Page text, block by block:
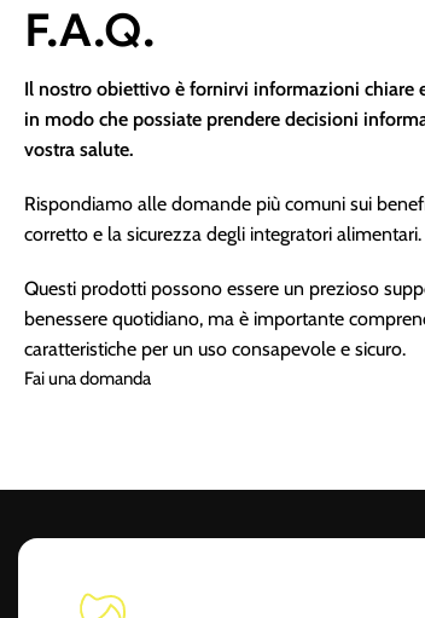
F.A.Q.
Il nostro obiettivo è fornirvi informazioni chiare
in modo che possiate prendere decisioni
vostra salute.
Rispondiamo alle domande più comuni sui
corretto e la sicurezza degli integratori alimentari.
Questi prodotti possono essere un prezioso
benessere quotidiano, ma è importante
caratteristiche per un uso consapevole e sicuro.
Fai una domanda